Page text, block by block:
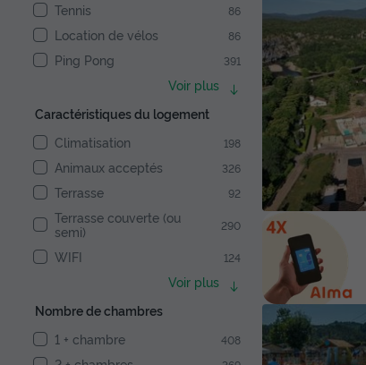
Tennis 86
Location de vélos 86
Ping Pong 391
Voir plus
Caractéristiques du logement
Climatisation
198
Animaux acceptés 326
Terrasse 92
Terrasse couverte (ou
semi)
290
WIFI 124
Voir plus
Nombre de chambres
1 + chambre
408